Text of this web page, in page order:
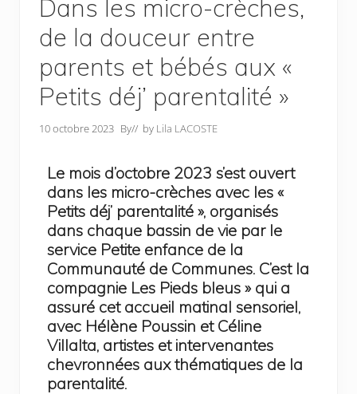
Dans les micro-crèches,
de la douceur entre
parents et bébés aux «
Petits déj’ parentalité »
10 octobre 2023 By// by Lila LACOSTE
Le mois d’octobre 2023 s’est ouvert
dans les micro-crèches avec les «
Petits déj’ parentalité », organisés
dans chaque bassin de vie par le
service Petite enfance de la
Communauté de Communes. C’est la
compagnie Les Pieds bleus » qui a
assuré cet accueil matinal sensoriel,
avec Hélène Poussin et Céline
Villalta, artistes et intervenantes
chevronnées aux thématiques de la
parentalité.